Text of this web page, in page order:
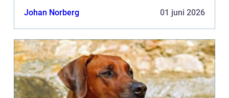
Johan Norberg 01 juni 2026